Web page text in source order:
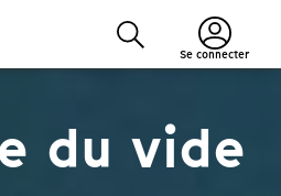
Se connecter
du vide